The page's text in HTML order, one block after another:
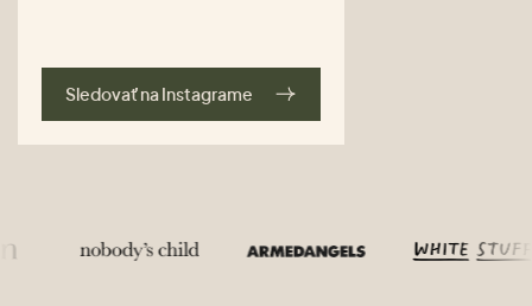
Sledovať na Instagrame